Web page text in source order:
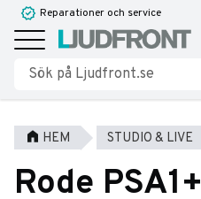
Meny
Reparationer och service
HEM STUDIO & LIVE
Rode PSA1+